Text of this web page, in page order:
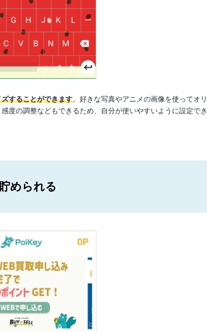
することができます。好きな写真やアニメの画像を使ってオリ
度の調整などもできるため、自分が使いやすいように設定でき
められる